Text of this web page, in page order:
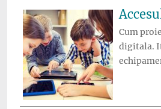
Cum
digitala.